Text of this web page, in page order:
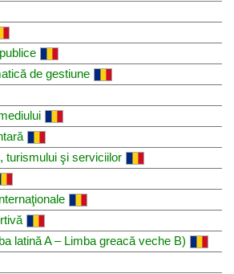
de gestiune
turismului şi serviciilor
latină A – Limba greacă veche B)